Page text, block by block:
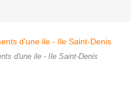
d'une ile - Ile Saint-Denis